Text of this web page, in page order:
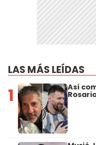
LAS MÁS LEÍDAS
1 Así